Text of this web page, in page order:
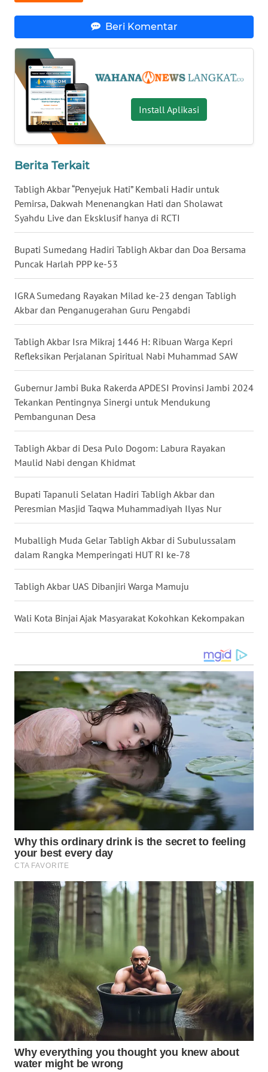
Beri Komentar
Install Aplikasi
Berita Terkait
Tabligh Akbar “Penyejuk Hati” Kembali Hadir untuk
Pemirsa, Dakwah Menenangkan Hati dan Sholawat
Syahdu Live dan Eksklusif hanya di RCTI
Bupati Sumedang Hadiri Tabligh Akbar dan Doa Bersama
Puncak Harlah PPP ke-53
IGRA Sumedang Rayakan Milad ke-23 dengan Tabligh
Akbar dan Penganugerahan Guru Pengabdi
Tabligh Akbar Isra Mikraj 1446 H: Ribuan Warga Kepri
Refleksikan Perjalanan Spiritual Nabi Muhammad SAW
Gubernur Jambi Buka Rakerda APDESI Provinsi Jambi 2024
Tekankan Pentingnya Sinergi untuk Mendukung
Pembangunan Desa
Tabligh Akbar di Desa Pulo Dogom: Labura Rayakan
Maulid Nabi dengan Khidmat
Bupati Tapanuli Selatan Hadiri Tabligh Akbar dan
Peresmian Masjid Taqwa Muhammadiyah Ilyas Nur
Muballigh Muda Gelar Tabligh Akbar di Subulussalam
dalam Rangka Memperingati HUT RI ke-78
Tabligh Akbar UAS Dibanjiri Warga Mamuju
Wali Kota Binjai Ajak Masyarakat Kokohkan Kekompakan
WN
NTT
WN
KEPRI
PAPUA
WN
PAPUA
BARAT
WN
RIAU
WN
SERAMBI
WN
JAMBI
WN
SULTRA
WN
NTB
WN
SULTENG
WN
SUMBAR
SUMSEL
WN
BENGKULU
WN
LAMPUNG
WN
JATENG
WN
NUSANTARA
JOGJA
WN
JATIM
WN
BALI
WN
KALBAR
WN
KALTENG